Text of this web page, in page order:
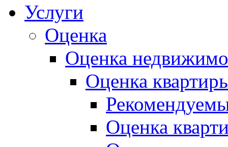
Услуги
Оценка
Оценка
Оценка
Оценка